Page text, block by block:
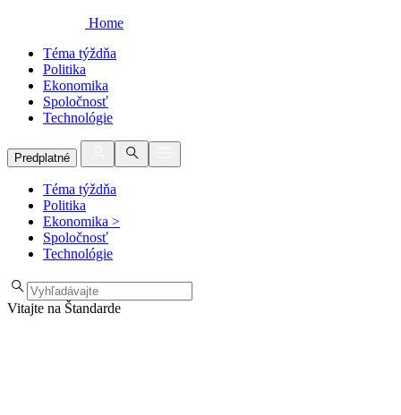
Home
Téma týždňa
Politika
Ekonomika
Spoločnosť
Technológie
Predplatné
Téma týždňa
Politika
Ekonomika >
Spoločnosť
Technológie
Vitajte na Štandarde